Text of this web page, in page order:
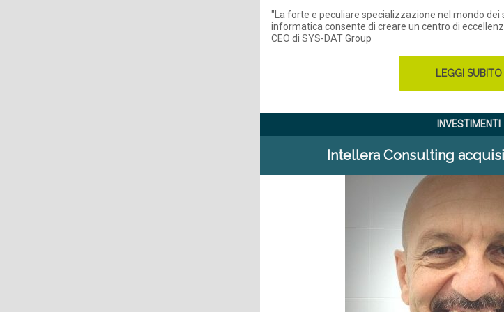
"La forte e peculiare specializzazione nel mondo
informatica consente di creare un centro di
CEO di SYS-DAT Group
LEGGI SUBITO
INVESTIMENTI
Intellera Consulting